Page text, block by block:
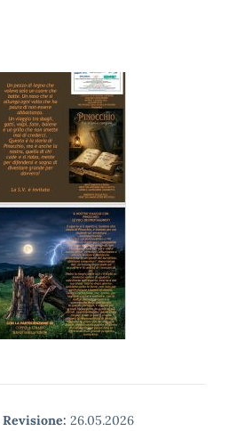
Revisione: 26.05.2026